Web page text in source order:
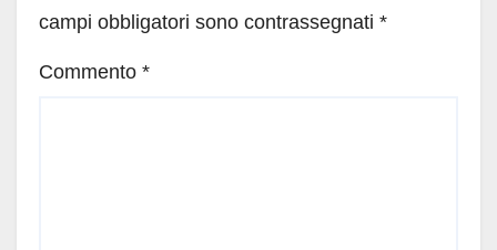
campi obbligatori sono contrassegnati *
Commento *